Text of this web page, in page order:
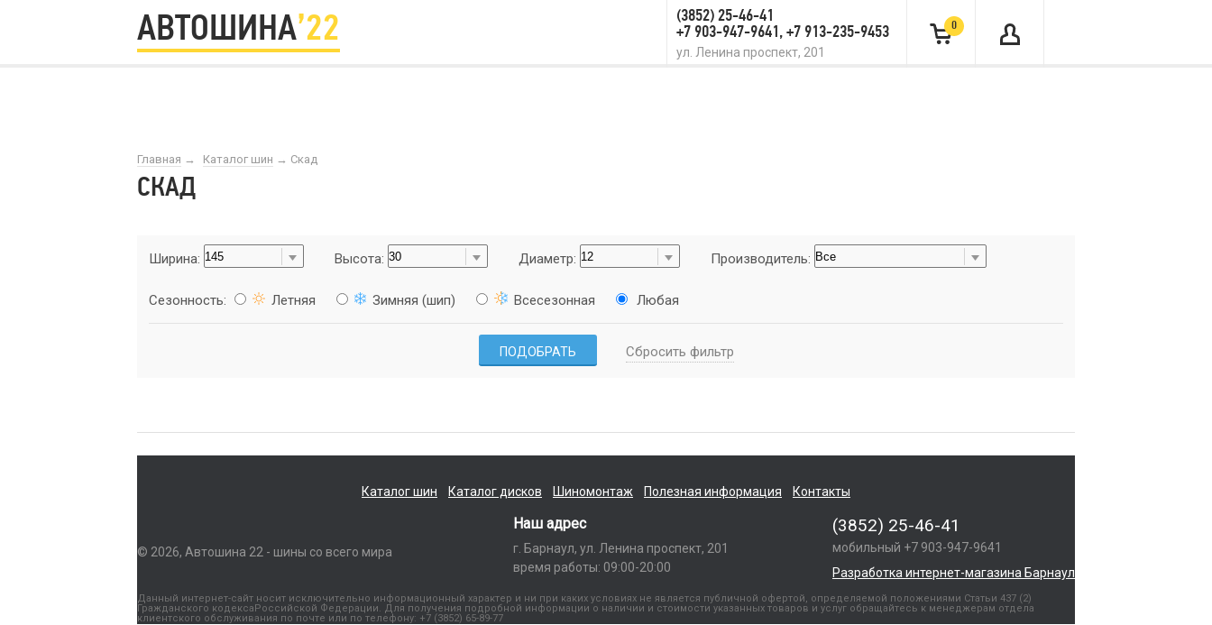
АВТОШИНА’22
(3852) 25-46-41
+7 903-947-9641, +7 913-235-9453
ул. Ленина проспект, 201
0
Главная → Каталог шин → Скад
СКАД
Ширина: Высота: Диаметр: Производитель:
Сезонность: Летняя Зимняя (шип) Всесезонная Любая
Сбросить фильтр
Каталог шин Каталог дисков Шиномонтаж Полезная информация Контакты
© 2026, Автошина 22 - шины со всего мира
Наш адрес
г. Барнаул, ул. Ленина проспект, 201
время работы: 09:00-20:00
(3852) 25-46-41
мобильный +7 903-947-9641
Разработка интернет-магазина Барнаул
Данный интернет-сайт носит исключительно информационный характер и ни при каких условиях не является публичной офертой, определяемой положениями Статьи 437 (2)
Гражданского кодексаРоссийской Федерации. Для получения подробной информации о наличии и стоимости указанных товаров и услуг обращайтесь к менеджерам отдела
клиентского обслуживания по почте или по телефону: +7 (3852) 65-89-77